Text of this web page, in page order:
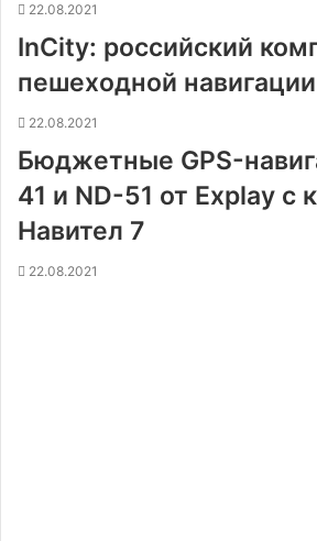
22.08.2021
InCity: российский
пешеходной навигации
22.08.2021
Бюджетные GPS-
41 и ND-51 от Explay с
Навител 7
22.08.2021